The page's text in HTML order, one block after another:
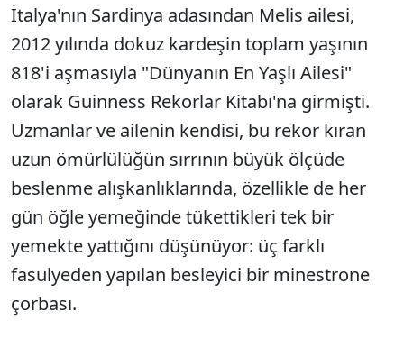
İtalya'nın Sardinya adasından Melis ailesi,
2012 yılında dokuz kardeşin toplam yaşının
818'i aşmasıyla "Dünyanın En Yaşlı Ailesi"
olarak Guinness Rekorlar Kitabı'na girmişti.
Uzmanlar ve ailenin kendisi, bu rekor kıran
uzun ömürlülüğün sırrının büyük ölçüde
beslenme alışkanlıklarında, özellikle de her
gün öğle yemeğinde tükettikleri tek bir
yemekte yattığını düşünüyor: üç farklı
fasulyeden yapılan besleyici bir minestrone
çorbası.